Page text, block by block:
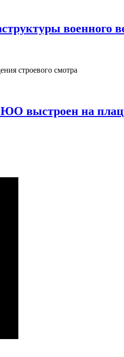
военного
выстроен на